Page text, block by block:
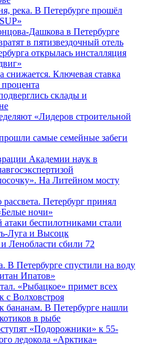
река. В Петербурге прошёл
Дашкова в Петербурге
в пятизвездочный отель
открылась инсталляция
снижается. Ключевая ставка
процента
склады и
«Лидеров строительной
самые семейные забеги
Академии наук в
На Литейном мосту
Петербург принял
ночи»
беспилотниками стали
Луга и Высоцк
Ленобласти сбили 72
В Петербурге спустили на воду
Ипатов»
«Рыбацкое» примет всех
с Волховстроя
бананам. В Петербурге нашли
в рыбе
«Подорожники» к 55-
ледокола «Арктика»